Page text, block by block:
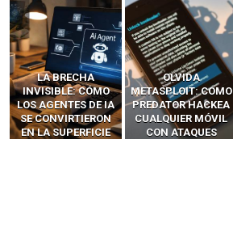
LA BRECHA
INVISIBLE: CÓMO
LOS AGENTES DE IA
SE CONVIRTIERON
EN LA SUPERFICIE
OLVIDA
METASPLOIT: CÓMO
PREDATOR HACKEA
CUALQUIER MÓVIL
CON ATAQUES